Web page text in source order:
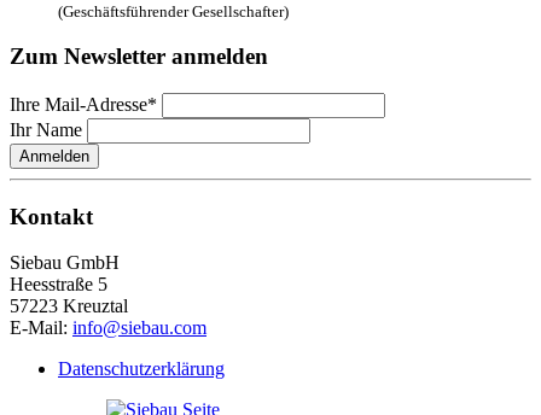
(Geschäftsführender Gesellschafter)
Zum Newsletter anmelden
Ihre Mail-Adresse*
Ihr Name
Anmelden
Kontakt
Siebau GmbH
Heesstraße 5
57223 Kreuztal
E-Mail: info@siebau.com
Datenschutzerklärung